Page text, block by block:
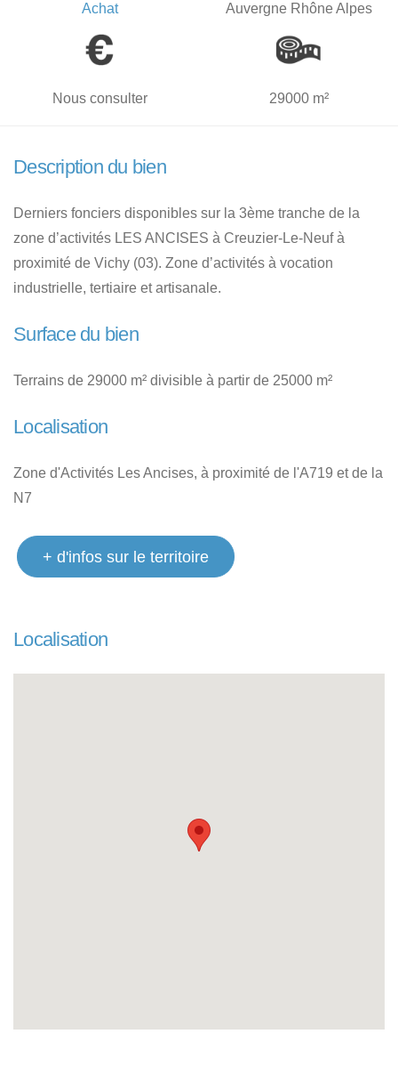
Achat Auvergne Rhône Alpes
Nous consulter 29000 m²
Description du bien
Derniers fonciers disponibles sur la 3ème tranche de la
zone d’activités LES ANCISES à Creuzier-Le-Neuf à
proximité de Vichy (03). Zone d’activités à vocation
industrielle, tertiaire et artisanale.
Surface du bien
Terrains de 29000 m² divisible à partir de 25000 m²
Localisation
Zone d'Activités Les Ancises, à proximité de l'A719 et de la
N7
+ d'infos sur le territoire
Localisation